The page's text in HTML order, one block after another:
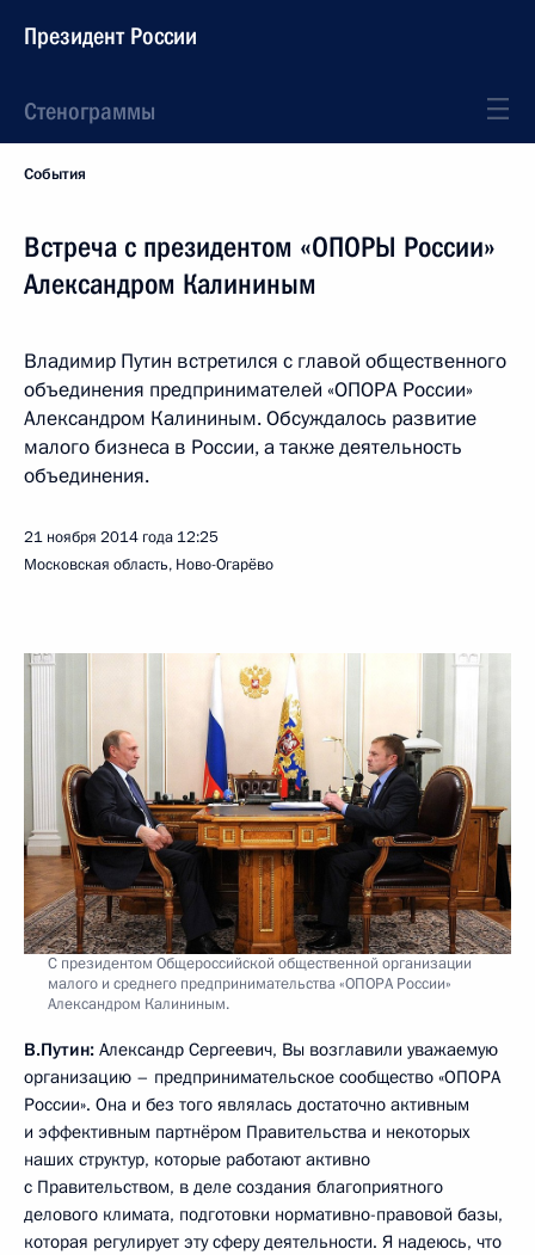
Президент России
Стенограммы
События
Встреча с президентом «ОПОРЫ России»
Александром Калининым
Владимир Путин встретился с главой общественного
объединения предпринимателей «ОПОРА России»
Александром Калининым. Обсуждалось развитие
малого бизнеса в России, а также деятельность
объединения.
21 ноября 2014 года 12:25
Московская область, Ново-Огарёво
С президентом Общероссийской общественной организации
малого и среднего предпринимательства «ОПОРА России»
Александром Калининым.
В.Путин: Александр Сергеевич, Вы возглавили уважаемую
организацию – предпринимательское сообщество «ОПОРА
России». Она и без того являлась достаточно активным
и эффективным партнёром Правительства и некоторых
наших структур, которые работают активно
с Правительством, в деле создания благоприятного
делового климата, подготовки нормативно-правовой базы,
которая регулирует эту сферу деятельности. Я надеюсь, что